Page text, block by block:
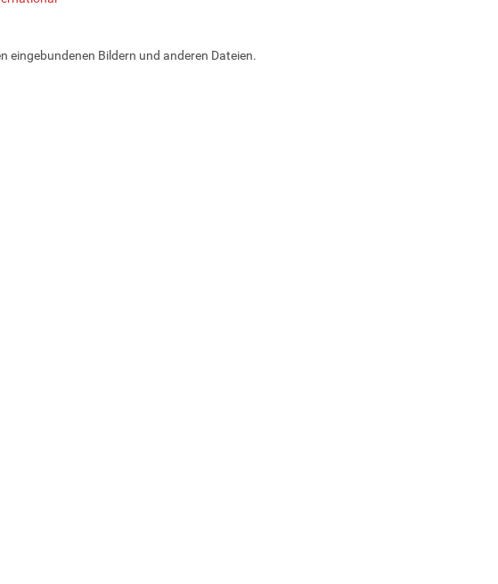
eingebundenen Bildern und anderen Dateien.